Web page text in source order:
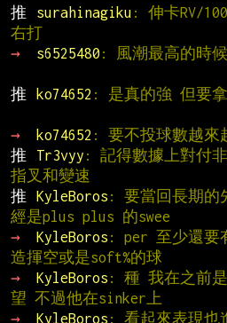
推
surahinagiku : 伸卡RV/
右打
→
s6525480 : 風潮最高的時
推
ko74652 : 是真的強 但要
→
ko74652 : 要不投球數越來
推
Tr3vyy : 記得數據上對付
指叉和變速
推
KyleBoros : 要當回長期的
經是plus plus 的swee
→
KyleBoros : per 至少還要
造揮空或是soft%的球
→
KyleBoros : 種 我在之前
望 不過他在sinker上
→
KyleBoros : 看起來表現也